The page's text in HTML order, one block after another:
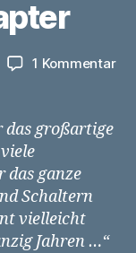
1 Kommentarzu
das großartige
das ganze
Schaltern
vielleicht
Jahren …“